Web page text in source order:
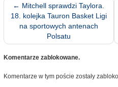
← Mitchell sprawdzi Taylora.
18. kolejka Tauron Basket Ligi
na sportowych antenach
Polsatu
Komentarze zablokowane.
Komentarze w tym poście zostały